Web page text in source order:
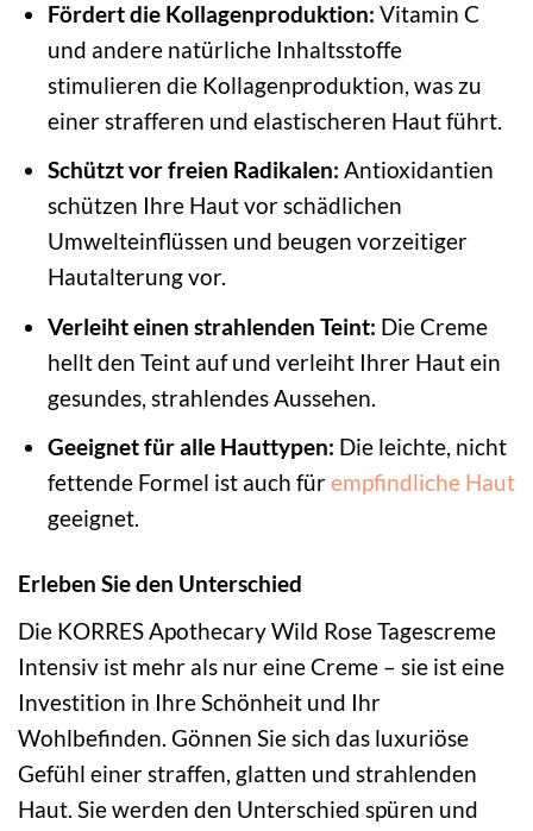
Fördert die Kollagenproduktion: Vitamin C
und andere natürliche Inhaltsstoffe
stimulieren die Kollagenproduktion, was zu
einer strafferen und elastischeren Haut führt.
Schützt vor freien Radikalen: Antioxidantien
schützen Ihre Haut vor schädlichen
Umwelteinflüssen und beugen vorzeitiger
Hautalterung vor.
Verleiht einen strahlenden Teint: Die Creme
hellt den Teint auf und verleiht Ihrer Haut ein
gesundes, strahlendes Aussehen.
Geeignet für alle Hauttypen: Die leichte, nicht
fettende Formel ist auch fürempfindliche Haut
geeignet.
Erleben Sie den Unterschied
Die KORRES Apothecary Wild Rose Tagescreme
Intensiv ist mehr als nur eine Creme – sie ist eine
Investition in Ihre Schönheit und Ihr
Wohlbefinden. Gönnen Sie sich das luxuriöse
Gefühl einer straffen, glatten und strahlenden
Haut. Sie werden den Unterschied spüren und